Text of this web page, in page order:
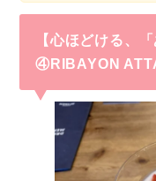
【心ほどける、
④RIBAYON